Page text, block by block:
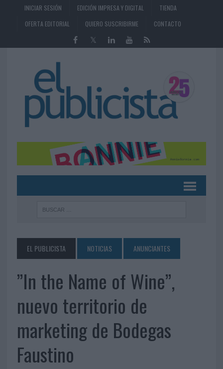
INICIAR SESIÓN EDICIÓN IMPRESA Y DIGITAL
TIENDA
OFERTA EDITORIAL
QUIERO SUSCRIBIRME CONTACTO
EL PUBLICISTA NOTICIAS ANUNCIANTES
”In the Name of Wine”,
nuevo territorio de
marketing de Bodegas
Faustino